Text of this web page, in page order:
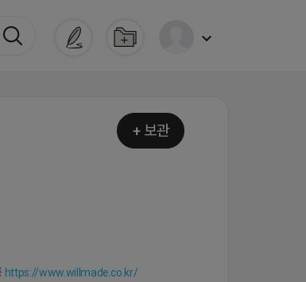
+ 보관
https://www.willmade.co.kr/